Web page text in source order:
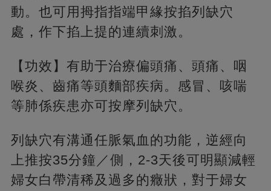
動。也可用拇指指端甲緣按掐列缺穴
處，作下掐上提的連續刺激。
【功效】有助于治療偏頭痛、頭痛、咽
喉炎、齒痛等頭麵部疾病。感冒、咳喘
等肺係疾患亦可按摩列缺穴。
列缺穴有溝通任脈氣血的功能，逆經向
上推按35分鐘／側，2-3天後可明顯減輕
婦女白帶清稀及過多的癥狀，對于婦女